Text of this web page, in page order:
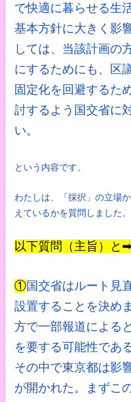
で快適に暮らせる生
基本方針に大きく影
しては、当該計画の
にするためにも、区
固定化を回避するた
討するよう国交省に
い。
という内容です。
わたしは、「採択」の立場
えているかを質問しました。
以下質問（主旨）と
①国交省はルート見
設置することを決め
方で一部報道による
を要する可能性であ
その中で東京都は影
が開かれた。まずこ